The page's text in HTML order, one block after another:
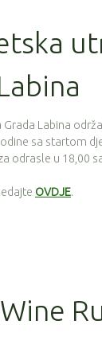
Labina
sa startom
odrasle u 18,00
OVDJE.